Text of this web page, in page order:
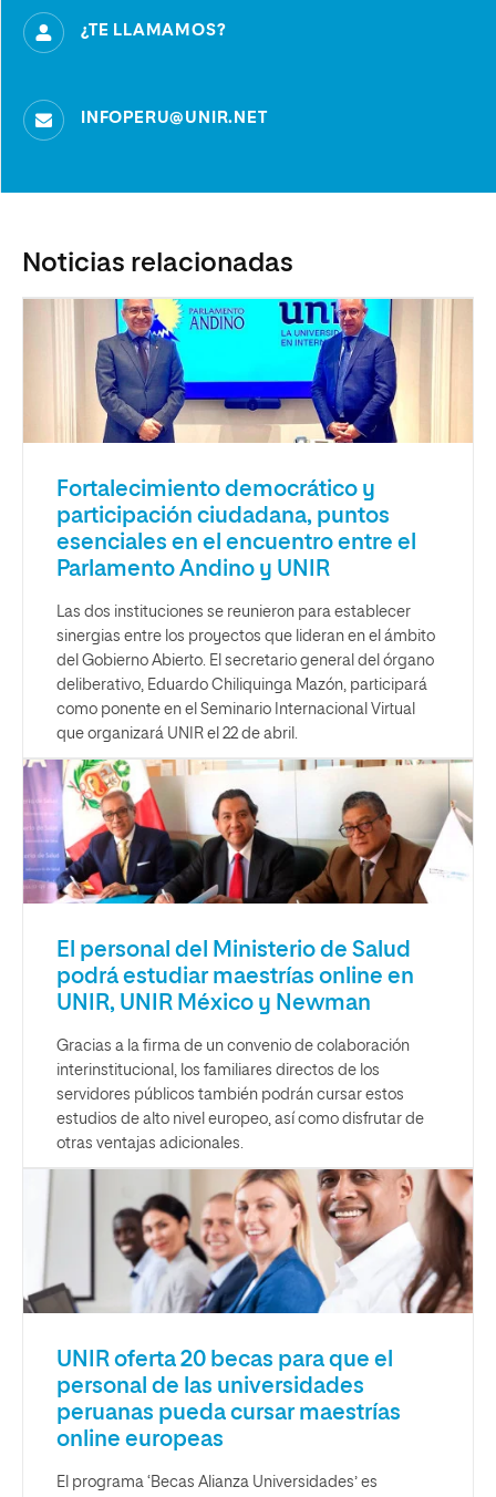
¿TE LLAMAMOS?
INFOPERU@UNIR.NET
Noticias relacionadas
Fortalecimiento democrático y
participación ciudadana, puntos
esenciales en el encuentro entre el
Parlamento Andino y UNIR
Las dos instituciones se reunieron para establecer
sinergias entre los proyectos que lideran en el ámbito
del Gobierno Abierto. El secretario general del órgano
deliberativo, Eduardo Chiliquinga Mazón, participará
como ponente en el Seminario Internacional Virtual
que organizará UNIR el 22 de abril.
El personal del Ministerio de Salud
podrá estudiar maestrías online en
UNIR, UNIR México y Newman
Gracias a la firma de un convenio de colaboración
interinstitucional, los familiares directos de los
servidores públicos también podrán cursar estos
estudios de alto nivel europeo, así como disfrutar de
otras ventajas adicionales.
UNIR oferta 20 becas para que el
personal de las universidades
peruanas pueda cursar maestrías
online europeas
El programa ‘Becas Alianza Universidades’ es